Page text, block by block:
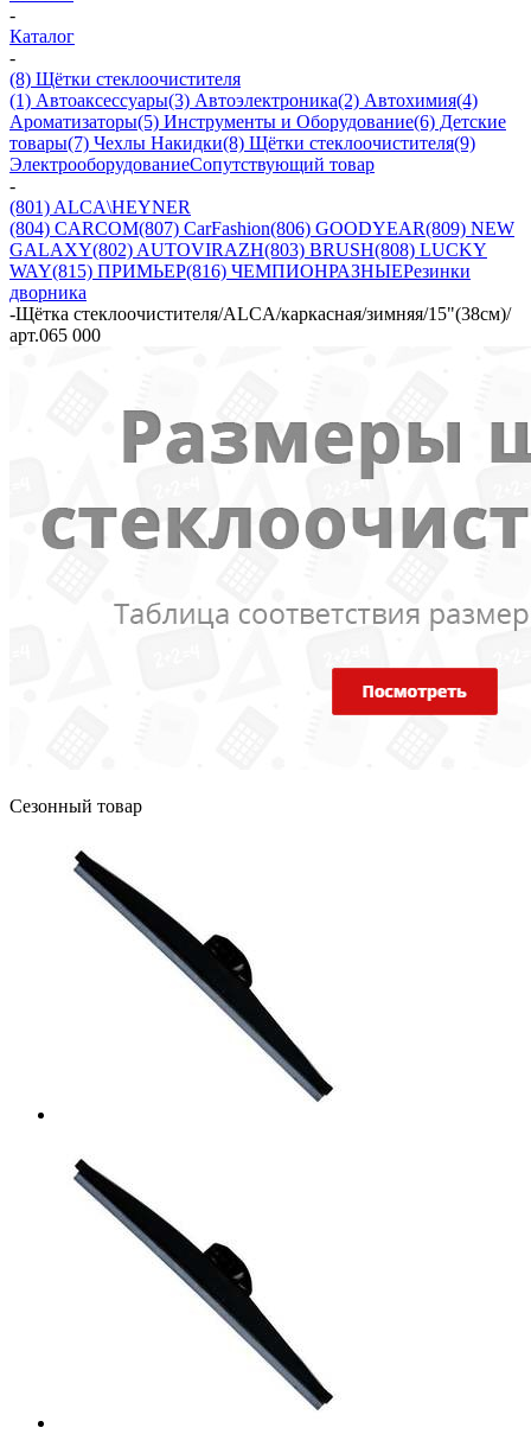
-
Каталог
-
(8) Щётки стеклоочистителя
(1) Автоаксессуары(3) Автоэлектроника(2) Автохимия(4)
Ароматизаторы(5) Инструменты и Оборудование(6) Детские
товары(7) Чехлы Накидки(8) Щётки стеклоочистителя(9)
ЭлектрооборудованиеСопутствующий товар
-
(801) ALCA\HEYNER
(804) CARCOM(807) CarFashion(806) GOODYEAR(809) NEW
GALAXY(802) AUTOVIRAZH(803) BRUSH(808) LUCKY
WAY(815) ПРИМЬЕР(816) ЧЕМПИОНРАЗНЫЕРезинки
дворника
-Щётка стеклоочистителя/ALCA/каркасная/зимняя/15"(38см)/
арт.065 000
Сезонный товар